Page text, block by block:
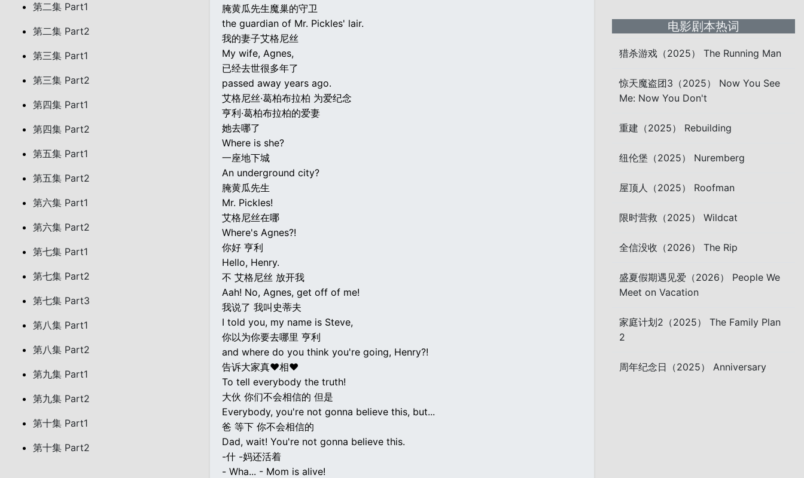
第二集 Part1
第二集 Part2
第三集 Part1
第三集 Part2
第四集 Part1
第四集 Part2
第五集 Part1
第五集 Part2
第六集 Part1
第六集 Part2
第七集 Part1
第七集 Part2
第七集 Part3
第八集 Part1
第八集 Part2
第九集 Part1
第九集 Part2
第十集 Part1
第十集 Part2
腌黄瓜先生魔巢的守卫
the guardian of Mr. Pickles' lair.
我的妻子艾格尼丝
My wife, Agnes,
已经去世很多年了
passed away years ago.
艾格尼丝·葛柏布拉柏 为爱纪念
亨利·葛柏布拉柏的爱妻
她去哪了
Where is she?
一座地下城
An underground city?
腌黄瓜先生
Mr. Pickles!
艾格尼丝在哪
Where's Agnes?!
你好 亨利
Hello, Henry.
不 艾格尼丝 放开我
Aah! No, Agnes, get off of me!
我说了 我叫史蒂夫
I told you, my name is Steve,
你以为你要去哪里 亨利
and where do you think you're going, Henry?!
告诉大家真♥相♥
To tell everybody the truth!
大伙 你们不会相信的 但是
Everybody, you're not gonna believe this, but...
爸 等下 你不会相信的
Dad, wait! You're not gonna believe this.
-什 -妈还活着
- Wha... - Mom is alive!
电影剧本热词
猎杀游戏（2025） The Running Man
惊天魔盗团3（2025） Now You See
Me: Now You Don't
重建（2025） Rebuilding
纽伦堡（2025） Nuremberg
屋顶人（2025） Roofman
限时营救（2025） Wildcat
全信没收（2026） The Rip
盛夏假期遇见爱（2026） People We
Meet on Vacation
家庭计划2（2025） The Family Plan
2
周年纪念日（2025） Anniversary